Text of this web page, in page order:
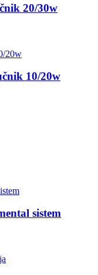
20/30w
10/20w
sistem